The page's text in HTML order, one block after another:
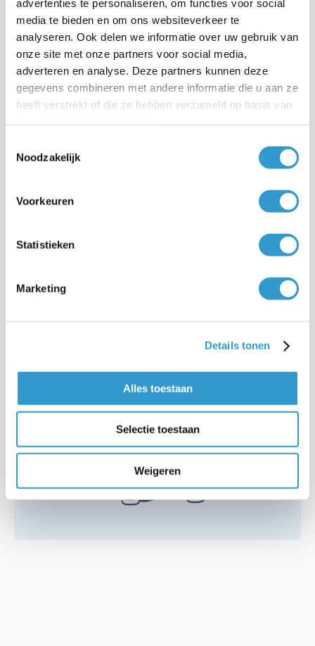
advertenties te personaliseren, om functies voor social
media te bieden en om ons websiteverkeer te
analyseren. Ook delen we informatie over uw gebruik van
onze site met onze partners voor social media,
adverteren en analyse. Deze partners kunnen deze
gegevens combineren met andere informatie die u aan ze
heeft verstrekt of die ze hebben verzameld op basis van
Noodzakelijk
Voorkeuren
Statistieken
Marketing
Details tonen
Alles toestaan
Selectie toestaan
Weigeren
Dit stond niet in onzebegroting
We zijn even van onsboekstuknummeraf
gebracht.
Dit is natuurlijk geen onwil maargoodwill.
Dit valt niet binnen onseigen vermogen.
Maar we zijn hier natuurlijk weldebetaan.
Het is gewoon onze
We zullen deze pagina maar
afschrijven